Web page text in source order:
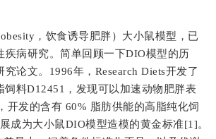
，饮食诱导肥胖）大小鼠模型，已
疾病研究。简单回顾一下DIO模型的历
论文。1996年， Research Diets开发了
饲料D12451，发现可以加速动物肥胖表
开发的含有 60% 脂肪供能的高脂纯化饲
成为大小鼠DIO模型造模的黄金标准[1]。